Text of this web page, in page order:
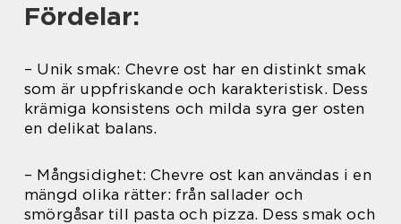
Fördelar:
– Unik smak: Chevre ost har en distinkt smak
som är uppfriskande och karakteristisk. Dess
krämiga konsistens och milda syra ger osten
en delikat balans.
– Mångsidighet: Chevre ost kan användas i en
mängd olika rätter: från sallader och
smörgåsar till pasta och pizza. Dess smak och